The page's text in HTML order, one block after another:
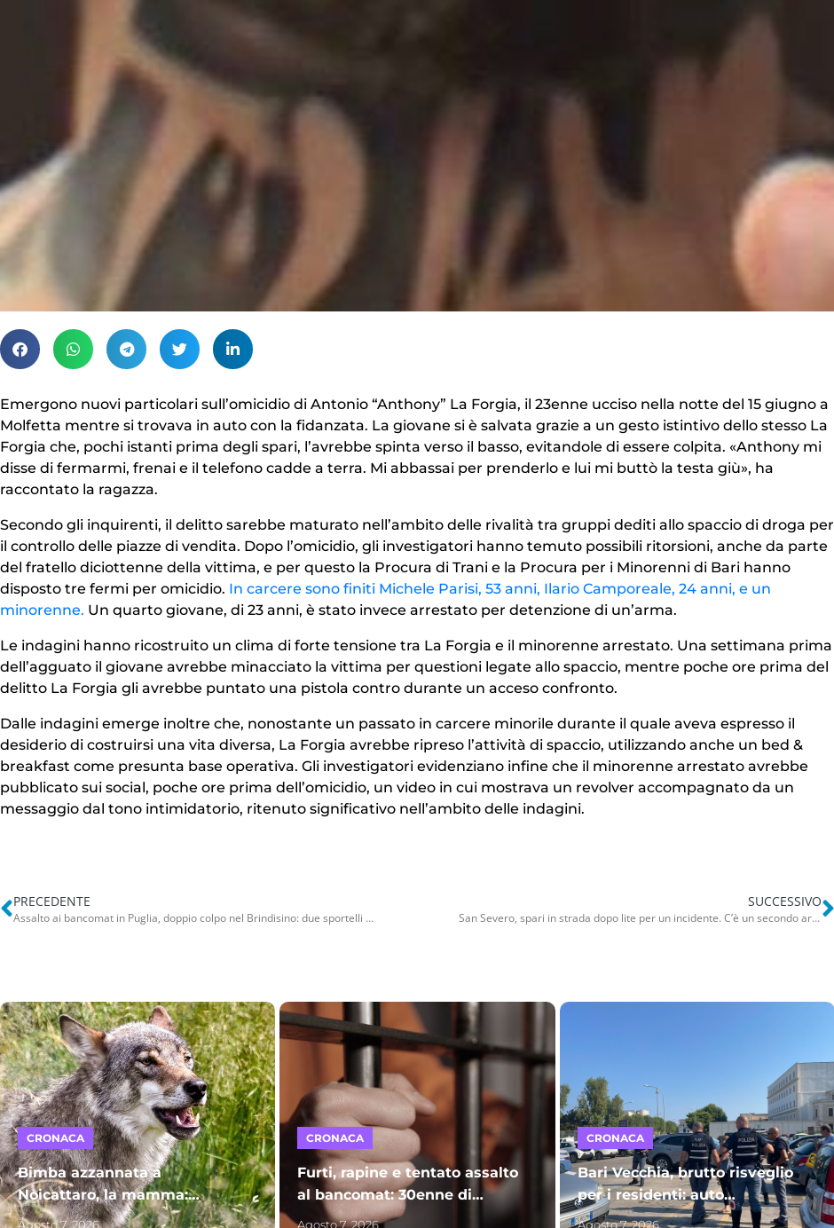
Emergono nuovi particolari sull’omicidio di Antonio “Anthony” La Forgia, il 23enne ucciso nella notte del 15 giugno a
Molfetta mentre si trovava in auto con la fidanzata. La giovane si è salvata grazie a un gesto istintivo dello stesso La
Forgia che, pochi istanti prima degli spari, l’avrebbe spinta verso il basso, evitandole di essere colpita. «Anthony mi
disse di fermarmi, frenai e il telefono cadde a terra. Mi abbassai per prenderlo e lui mi buttò la testa giù», ha
raccontato la ragazza.
Secondo gli inquirenti, il delitto sarebbe maturato nell’ambito delle rivalità tra gruppi dediti allo spaccio di droga per
il controllo delle piazze di vendita. Dopo l’omicidio, gli investigatori hanno temuto possibili ritorsioni, anche da parte
del fratello diciottenne della vittima, e per questo la Procura di Trani e la Procura per i Minorenni di Bari hanno
disposto tre fermi per omicidio. In carcere sono finiti Michele Parisi, 53 anni, Ilario Camporeale, 24 anni, e un
minorenne. Un quarto giovane, di 23 anni, è stato invece arrestato per detenzione di un’arma.
Le indagini hanno ricostruito un clima di forte tensione tra La Forgia e il minorenne arrestato. Una settimana prima
dell’agguato il giovane avrebbe minacciato la vittima per questioni legate allo spaccio, mentre poche ore prima del
delitto La Forgia gli avrebbe puntato una pistola contro durante un acceso confronto.
Dalle indagini emerge inoltre che, nonostante un passato in carcere minorile durante il quale aveva espresso il
desiderio di costruirsi una vita diversa, La Forgia avrebbe ripreso l’attività di spaccio, utilizzando anche un bed &
breakfast come presunta base operativa. Gli investigatori evidenziano infine che il minorenne arrestato avrebbe
pubblicato sui social, poche ore prima dell’omicidio, un video in cui mostrava un revolver accompagnato da un
messaggio dal tono intimidatorio, ritenuto significativo nell’ambito delle indagini.
PRECEDENTE
Assalto ai bancomat in Puglia, doppio colpo nel Brindisino: due sportelli in aria a Carovigno e Torre Canne
SUCCESSIVO
San Severo, spari in strada dopo lite per un incidente. C’è un secondo arresto: 22enne finisce in carcere
CRONACA
Bimba azzannata a
Noicattaro, la mamma:
“Miracolati”. Proseguono le
Agosto 7, 2026
CRONACA
Furti, rapine e tentato assalto
al bancomat: 30enne di
Bitonto finisce in carcere
Agosto 7, 2026
CRONACA
Bari Vecchia, brutto risveglio
per i residenti: auto
vandalizzate sul piazzale
Agosto 7, 2026